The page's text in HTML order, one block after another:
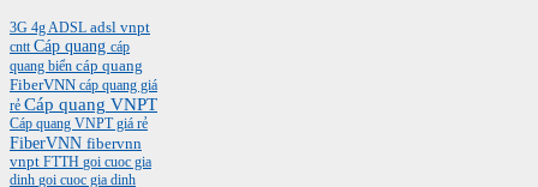
3G 4g ADSL adsl vnpt
cntt Cáp quang cáp
quang biển cáp quang
FiberVNN cáp quang giá
rẻ Cáp quang VNPT
Cáp quang VNPT giá rẻ
FiberVNN fibervnn
vnpt FTTH goi cuoc gia
dinh goi cuoc gia dinh